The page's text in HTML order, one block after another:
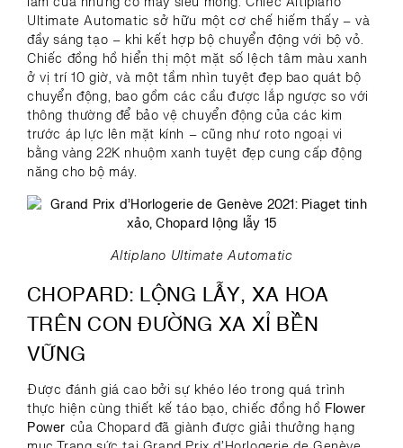
Ultimate Automatic sở hữu một cơ chế hiếm thấy – và
đầy sáng tạo – khi kết hợp bộ chuyển động với bộ vỏ.
Chiếc đồng hồ hiển thị một mặt số lệch tâm màu xanh
ở vị trí 10 giờ, và một tầm nhìn tuyệt đẹp bao quát bộ
chuyển động, bao gồm các cầu được lắp ngược so với
thông thường để bảo vệ chuyển động của các kim
trước áp lực lên mặt kính – cũng như roto ngoại vi
bằng vàng 22K nhuộm xanh tuyệt đẹp cung cấp động
năng cho bộ máy.
Altiplano Ultimate Automatic
CHOPARD: LỘNG LẪY, XA HOA
TRÊN CON ĐƯỜNG XA XỈ BỀN
VỮNG
Được đánh giá cao bởi sự khéo léo trong quá trình
thực hiện cùng thiết kế táo bạo, chiếc đồng hồ Flower
Power của Chopard đã giành được giải thưởng hạng